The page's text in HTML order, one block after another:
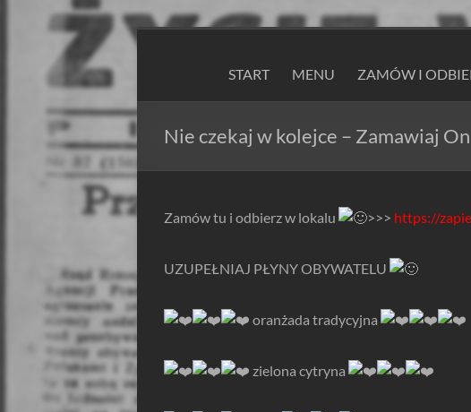
Skip
ZAPIEXY
LUXUSOWE
–
SMAK
PRL`U
Są
i
Zapiexy.
START MENU ZAMÓW I
Nie czekaj w kolejce – Zamawiaj
Zamów tu i odbierz w lokalu >>> https://
UZUPEŁNIAJ PŁYNY OBYWATELU
️ oranżada tradycyjna
️ zielona cytryna